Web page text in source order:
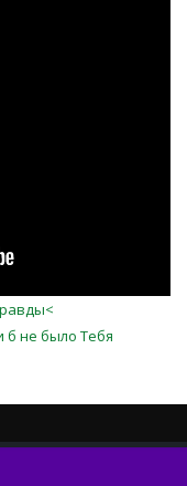
б не было Тебя